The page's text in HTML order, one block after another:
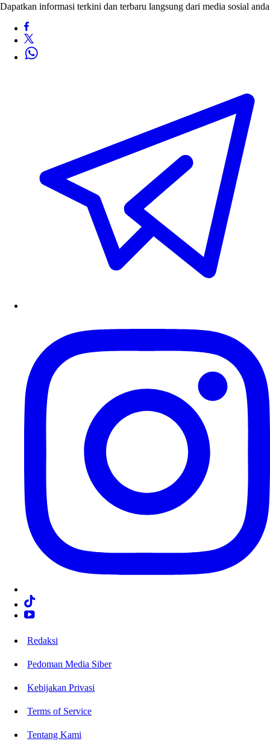
Dapatkan informasi terkini dan terbaru langsung dari media sosial anda
Redaksi
Pedoman Media Siber
Kebijakan Privasi
Terms of Service
Tentang Kami